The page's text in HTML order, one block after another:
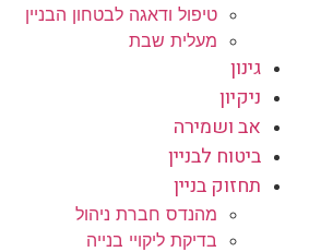
טיפול ודאגה לבטחון הבניין
מעלית שבת
גינון
ניקיון
אב ושמירה
ביטוח לבניין
תחזוק בניין
מהנדס חברת ניהול
בדיקת ליקויי בנייה